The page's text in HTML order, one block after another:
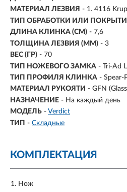
МАТЕРИАЛ ЛЕЗВИЯ - 1. 4116
ТИП ОБРАБОТКИ ИЛИ
ДЛИНА КЛИНКА (СМ) - 7,6
ТОЛЩИНА ЛЕЗВИЯ (ММ) - 3
ВЕС (ГР) - 70
ТИП НОЖЕВОГО ЗАМКА - Tri-Ad
ТИП ПРОФИЛЯ КЛИНКА - Spear-
МАТЕРИАЛ РУКОЯТИ - GFN
НАЗНАЧЕНИЕ - На каждый день
МОДЕЛЬ - Verdict
ТИП - Складные
КОМПЛЕКТАЦИЯ
Нож